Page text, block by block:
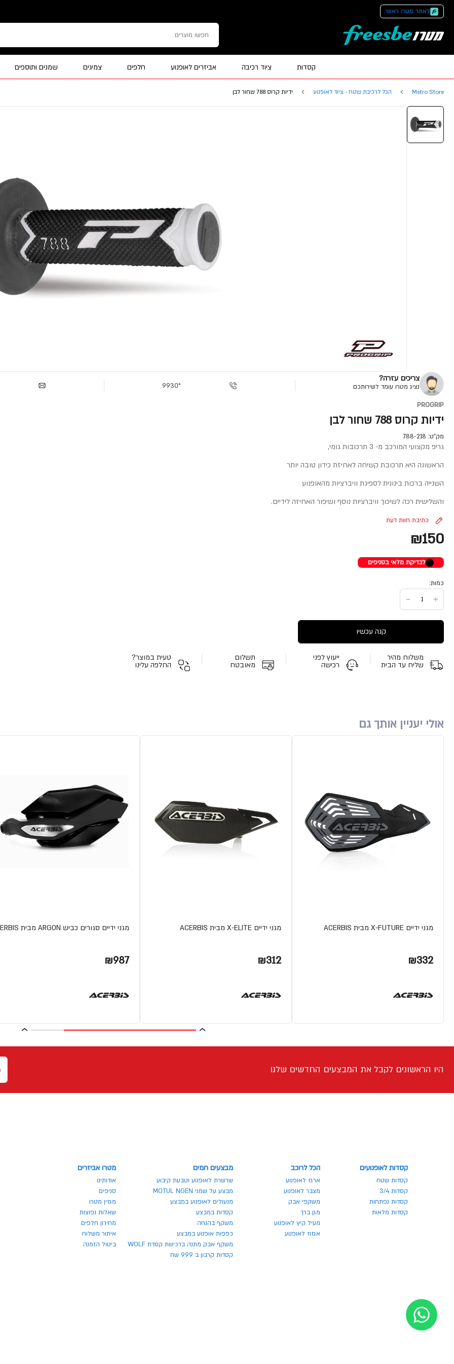
לאתר מטרו ראשי
קסדות ציוד רכיבה אביזרים לאופנוע חלפים צמיגים שמנים ותוספים
Metro Store הכל לרכיבת שטח - ציוד לאופנוע ידיות קרוס 788 שחור לבן
צריכים עזרה?
נציג מטרו עומד לשירותכם *9930
PROGRIP
ידיות קרוס 788 שחור לבן
מק"ט: 788-218
גריפ מקצועי המורכב מ- 3 תרכובות גומי,
הראשונה היא תרכובת קשיחה לאחיזת כידון טובה יותר
השנייה ברכות בינונית לספיגת וויברציות מהאופנוע
והשלישית רכה לשיכוך וויברציות נוסף ושיפור האחיזה לידיים.
כתיבת חוות דעת
₪150
לבדיקת מלאי בסניפים
כמות:
קנה עכשיו
משלוח מהיר
שליח עד הבית
ייעוץ לפני
רכישה
תשלום
מאובטח
טעית במוצר?
החלפה עלינו
אולי יעניין אותך גם
מגני ידיים X-FUTURE מבית ACERBIS
₪332
מגני ידיים X-ELITE מבית ACERBIS
₪312
מגני ידיים סגורים כביש ARGON מבית ACERBIS
₪987
היו הראשונים לקבל את המבצעים החדשים שלנו
קסדות לאופנועים
קסדות שטח
קסדות 3/4
קסדות נפתחות
קסדות מלאות
הכל לרוכב
ארגז לאופנוע
מצבר לאופנוע
משקפי אבק
מגן ברך
מעיל קיץ לאופנוע
אגזוז לאופנוע
מבצעים חמים
שרשרת לאופנוע וטבעת קיבוע
מבצע על שמני MOTUL NGEN
מנעולים לאופנוע במבצע
קסדות במבצע
משקף בהנחה
כפפות אופנוע במבצע
משקף אבק מתנה ברכישת קסדת WOLF
קסדות קרבון ב 999 שח
מטרו אביזרים
אודותינו
סניפים
מגזין מטרו
שאלות נפוצות
מחירון חלפים
איתור משלוח
ביטול הזמנה